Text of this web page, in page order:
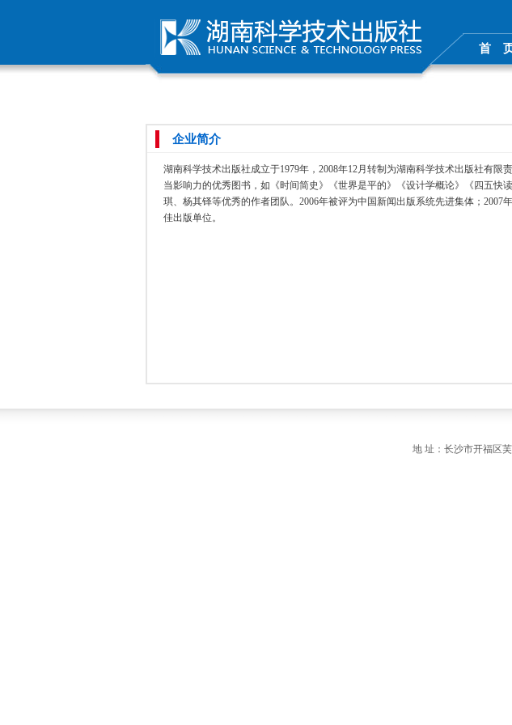
首
企业简介
湖南科学技术出版社成立于1979年，2008年12月转制为湖南科学技术出版社有
当影响力的优秀图书，如《时间简史》《世界是平的》《设计学概论》《四五快
琪、杨其铎等优秀的作者团队。2006年被评为中国新闻出版系统先进集体；
佳出版单位。
地 址：长沙市开福区